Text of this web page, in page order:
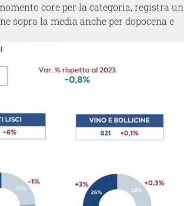
core per la categoria, registra un
sopra la media anche per dopocena e